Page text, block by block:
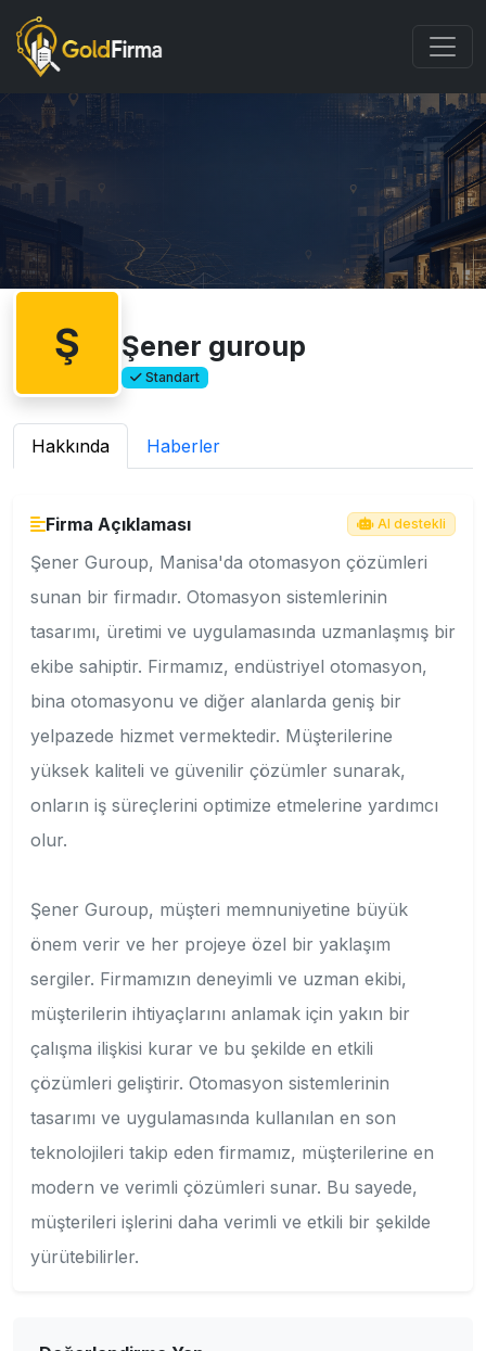
Ş Şener guroup
Standart
Hakkında Haberler
Firma Açıklaması AI destekli
Şener Guroup, Manisa'da otomasyon çözümleri
sunan bir firmadır. Otomasyon sistemlerinin
tasarımı, üretimi ve uygulamasında uzmanlaşmış bir
ekibe sahiptir. Firmamız, endüstriyel otomasyon,
bina otomasyonu ve diğer alanlarda geniş bir
yelpazede hizmet vermektedir. Müşterilerine
yüksek kaliteli ve güvenilir çözümler sunarak,
onların iş süreçlerini optimize etmelerine yardımcı
olur.
Şener Guroup, müşteri memnuniyetine büyük
önem verir ve her projeye özel bir yaklaşım
sergiler. Firmamızın deneyimli ve uzman ekibi,
müşterilerin ihtiyaçlarını anlamak için yakın bir
çalışma ilişkisi kurar ve bu şekilde en etkili
çözümleri geliştirir. Otomasyon sistemlerinin
tasarımı ve uygulamasında kullanılan en son
teknolojileri takip eden firmamız, müşterilerine en
modern ve verimli çözümleri sunar. Bu sayede,
müşterileri işlerini daha verimli ve etkili bir şekilde
yürütebilirler.